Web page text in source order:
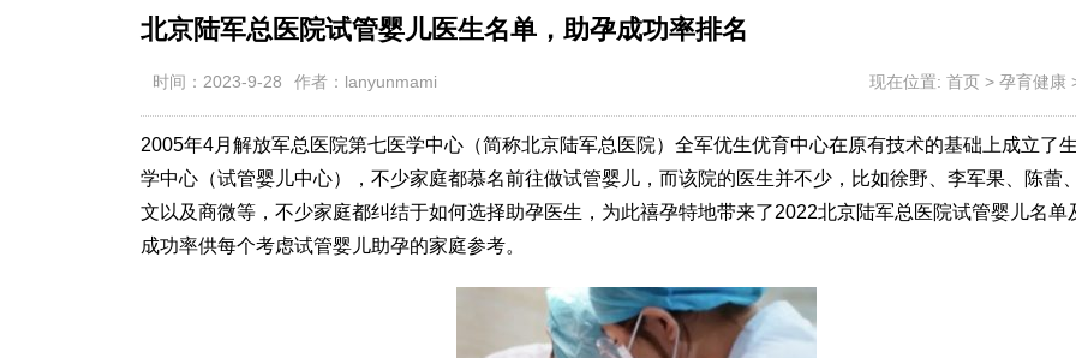
北京陆军总医院试管婴儿医生名单，助孕成功率排名
时间：2023-9-28 作者：lanyunmami 现在位置: 首页 > 孕育健康
2005年4月解放军总医院第七医学中心（简称北京陆军总医院）全军优生优育中心在原有技术的基础上成立了
学中心（试管婴儿中心），不少家庭都慕名前往做试管婴儿，而该院的医生并不少，比如徐野、李军果、陈蕾
文以及商微等，不少家庭都纠结于如何选择助孕医生，为此禧孕特地带来了2022北京陆军总医院试管婴儿名单
成功率供每个考虑试管婴儿助孕的家庭参考。